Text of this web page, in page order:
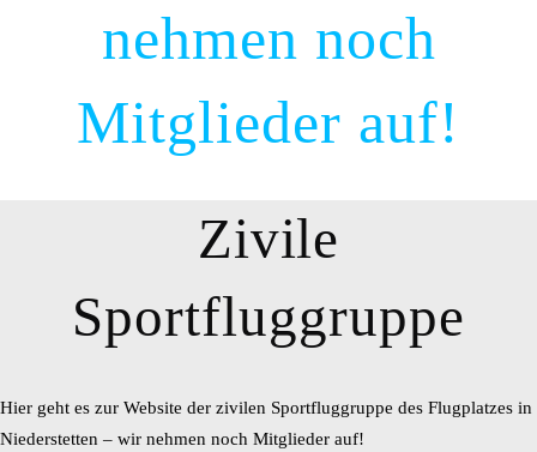
nehmen noch
Mitglieder auf!
Zivile
Sportfluggruppe
Hier geht es zur Website der zivilen Sportfluggruppe des Flugplatzes in
Niederstetten – wir nehmen noch Mitglieder auf!